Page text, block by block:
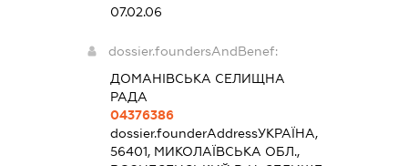
07.02.06
dossier.foundersAndBenef:
ДОМАНІВСЬКА СЕЛИЩНА
РАДА
04376386
dossier.founderAddressУКРАЇНА,
56401, МИКОЛАЇВСЬКА ОБЛ.,